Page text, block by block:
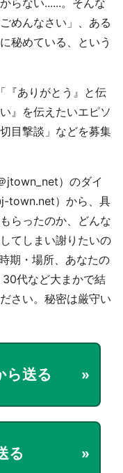
らない......。そんな
めんなさい」、ある
秘めている、という
『ありがとう』と伝
』を伝えたいエピソ
目撃談」などを募集
jtown_net）のダイ
town.net）から、具
らったのか、どんな
てしまい謝りたいの
期・場所、あなたの
代など大まかで結
さい。秘密は厳守い
ら送る
る